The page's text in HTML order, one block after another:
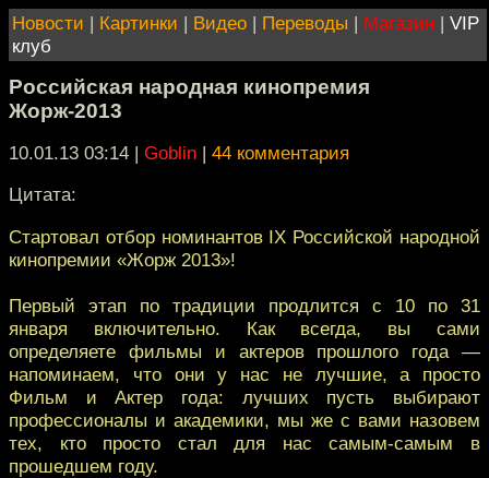
Новости | Картинки | Видео | Переводы | Магазин | VIP
клуб
Российская народная кинопремия
Жорж-2013
10.01.13 03:14 | Goblin | 44 комментария
Цитата:
Стартовал отбор номинантов IX Российской народной
кинопремии «Жорж 2013»!
Первый этап по традиции продлится с 10 по 31
января включительно. Как всегда, вы сами
определяете фильмы и актеров прошлого года —
напоминаем, что они у нас не лучшие, а просто
Фильм и Актер года: лучших пусть выбирают
профессионалы и академики, мы же с вами назовем
тех, кто просто стал для нас cамым-самым в
прошедшем году.